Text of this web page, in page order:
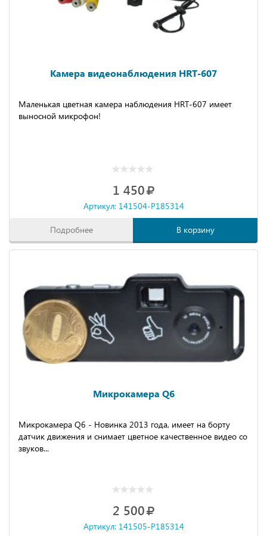
Камера видеонаблюдения HRT-607
Маленькая цветная камера наблюдения HRT-607 имеет
выносной микрофон!
1 450
Артикул: 141504-P185314
Подробнее В корзину
Микрокамера Q6
Микрокамера Q6 - Новинка 2013 года, имеет на борту
датчик движения и снимает цветное качественное видео со
звуков...
2 500
Артикул: 141505-P185314